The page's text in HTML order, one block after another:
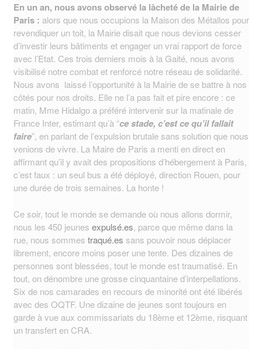
En un an, nous avons observé la lâcheté de la Mairie de
Paris : alors que nous occupions la Maison des Métallos pour
revendiquer un toit, la Mairie disait que nous devions cesser
d’investir leurs bâtiments et engager un vrai rapport de force
avec l’Etat. Ces trois derniers mois à la Gaité, nous avons
visibilisé notre combat et renforcé notre réseau de solidarité.
Nous avons laissé l’opportunité à la Mairie de se battre à nos
côtés pour nos droits. Elle ne l’a pas fait et pire encore : ce
matin, Mme Hidalgo a préféré intervenir sur la matinale de
France Inter, estimant qu’à “ce stade, c’est ce qu’il fallait
faire”, en parlant de l’expulsion brutale sans solution que nous
venions de vivre. La Maire de Paris a menti en direct en
affirmant qu’il y avait des propositions d’hébergement à Paris,
c’est faux : un seul bus a été déployé, direction Rouen, pour
une durée de trois semaines. La honte !
Ce soir, tout le monde se demande où nous allons dormir,
nous les 450 jeunes expulsé.es, parce que même dans la
rue, nous sommes traqué.es sans pouvoir nous déplacer
librement, encore moins poser une tente. Des dizaines de
personnes sont blessées, tout le monde est traumatisé. En
tout, on dénombre une grosse cinquantaine d’interpellations.
Six de nos camarades en recours de minorité ont été libérés
avec des OQTF. Une dizaine de jeunes sont toujours en
garde à vue aux commissariats du 18ème et 12ème, risquant
un transfert en CRA.